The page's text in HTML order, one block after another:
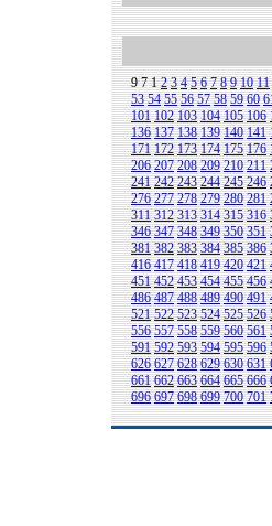
9 712 3 4 5 6 7 8 9 10 11
53 54 55 56 57 58 59 60
101 102 103 104 105 106
136 137 138 139 140 141
171 172 173 174 175 176
206 207 208 209 210 211
241 242 243 244 245 246
276 277 278 279 280 281
311 312 313 314 315 316
346 347 348 349 350 351
381 382 383 384 385 386
416 417 418 419 420 421
451 452 453 454 455 456
486 487 488 489 490 491
521 522 523 524 525 526
556 557 558 559 560 561
591 592 593 594 595 596
626 627 628 629 630 631
661 662 663 664 665 666
696 697 698 699 700 701